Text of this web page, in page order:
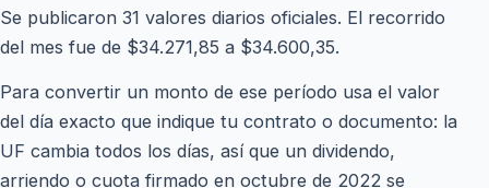
Se publicaron 31 valores diarios oficiales. El recorrido
del mes fue de $34.271,85 a $34.600,35.
Para convertir un monto de ese período usa el valor
del día exacto que indique tu contrato o documento: la
UF cambia todos los días, así que un dividendo,
arriendo o cuota firmado en octubre de 2022 se